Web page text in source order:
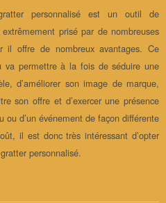
personnalisé est un outil de
prisé par de nombreuses
il offre de nombreux avantages. Ce
va permettre à la fois de séduire une
d’améliorer son image de marque,
son offre et d’exercer une présence
ou d’un événement de façon différente
il est donc très intéressant d’opter
personnalisé.